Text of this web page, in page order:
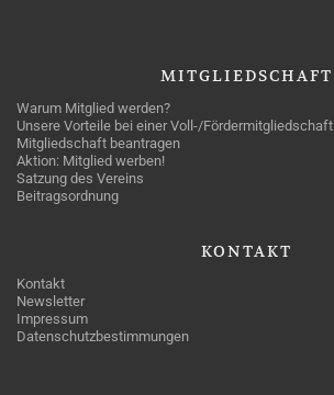
MITGLIEDSCHAFT
Warum Mitglied werden?
Unsere Vorteile bei einer Voll-/Fördermitgliedschaft
Mitgliedschaft beantragen
Aktion: Mitglied werben!
Satzung des Vereins
Beitragsordnung
KONTAKT
Kontakt
Newsletter
Impressum
Datenschutzbestimmungen